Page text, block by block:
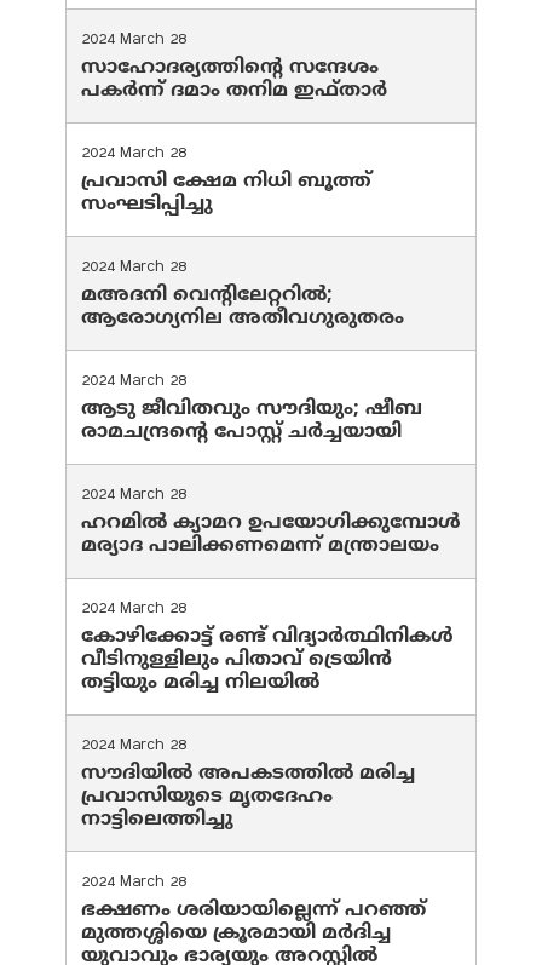
2024 March 28
സാഹോദര്യത്തിന്റെ സന്ദേശം
പകർന്ന് ദമാം തനിമ ഇഫ്‌താർ
2024 March 28
പ്രവാസി ക്ഷേമ നിധി ബൂത്ത്
സംഘടിപ്പിച്ചു
2024 March 28
മഅദനി വെന്റിലേറ്ററിൽ;
ആരോഗ്യനില അതീവഗുരുതരം
2024 March 28
ആടു ജീവിതവും സൗദിയും; ഷീബ
രാമചന്ദ്രന്റെ പോസ്റ്റ് ചര്‍ച്ചയായി
2024 March 28
ഹറമില്‍ ക്യാമറ ഉപയോഗിക്കുമ്പോള്‍
മര്യാദ പാലിക്കണമെന്ന് മന്ത്രാലയം
2024 March 28
കോഴിക്കോട്ട് രണ്ട് വിദ്യാർത്ഥിനികൾ
വീടിനുള്ളിലും പിതാവ് ട്രെയിൻ
തട്ടിയും മരിച്ച നിലയിൽ
2024 March 28
സൗദിയില്‍ അപകടത്തില്‍ മരിച്ച
പ്രവാസിയുടെ മൃതദേഹം
നാട്ടിലെത്തിച്ചു
2024 March 28
ഭക്ഷണം ശരിയായില്ലെന്ന് പറഞ്ഞ്
മുത്തശ്ശിയെ ക്രൂരമായി മര്‍ദിച്ച
യുവാവും ഭാര്യയും അറസ്റ്റില്‍